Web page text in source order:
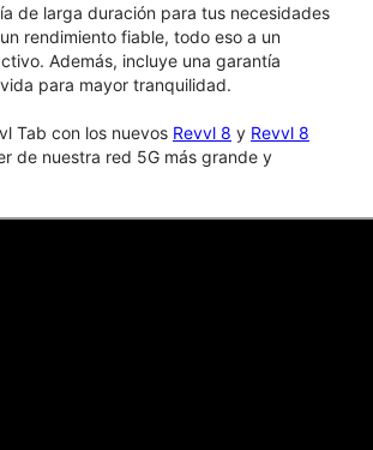
de larga duración para tus necesidades
rendimiento fiable, todo eso a un
Además, incluye una garantía
para mayor tranquilidad.
Tab con los nuevos Revvl 8 y Revvl 8
de nuestra red 5G más grande y